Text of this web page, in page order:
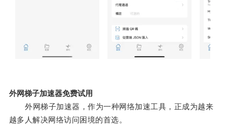
外网梯子加速器免费试用
外网梯子加速器，作为一种网络加速工具，正成为越来
越多人解决网络访问困境的首选。